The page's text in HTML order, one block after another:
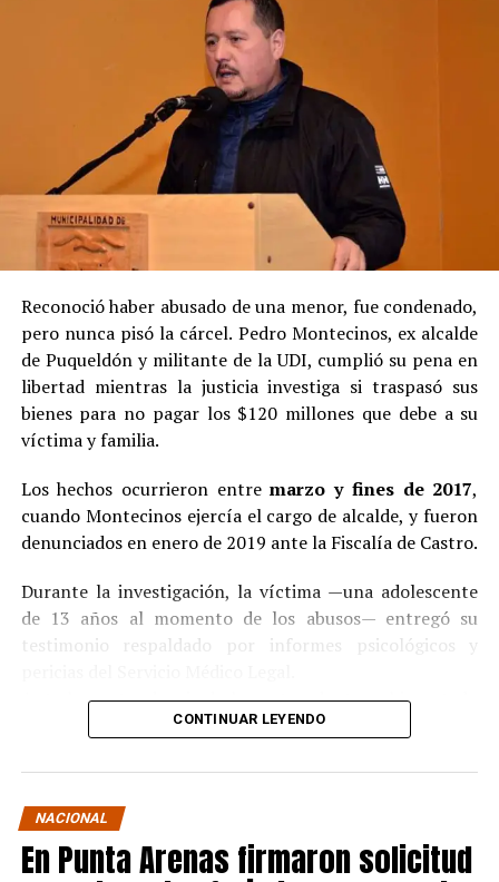
Reconoció haber abusado de una menor, fue condenado,
pero nunca pisó la cárcel. Pedro Montecinos, ex alcalde
de Puqueldón y militante de la UDI, cumplió su pena en
libertad mientras la justicia investiga si traspasó sus
bienes para no pagar los $120 millones que debe a su
víctima y familia.
Los hechos ocurrieron entremarzo y fines de 2017,
cuando Montecinos ejercía el cargo de alcalde, y fueron
denunciados en enero de 2019 ante la Fiscalía de Castro.
Durante la investigación, la víctima —una adolescente
de 13 años al momento de los abusos— entregó su
testimonio respaldado por informes psicológicos y
Ante la contundencia de los antecedentes, el imputado
aceptó los cargosen un procedimiento abreviado,
La condena y el cumplimiento en libertad
ElJuzgado de Garantía de Castrodictó sentencia en
noviembre de 2021, condenando a Pedro Montecinos a
CONTINUAR LEYENDO
NACIONAL
En Punta Arenas firmaron solicitud